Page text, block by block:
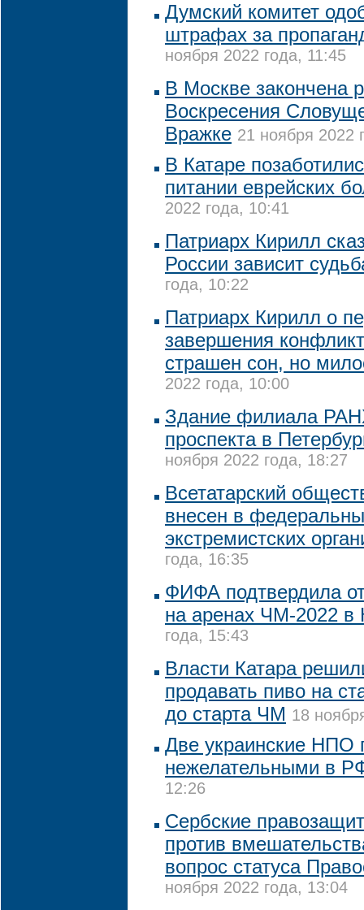
Думский комитет
штрафах за
ноября 2022 года, 11:45
В Москве закончена
Воскресения
Вражке 21 ноября 2022
В Катаре
питании еврейских
2022 года, 10:41
Патриарх Кирилл
России зависит
года, 10:22
Патриарх Кирилл о
завершения
страшен сон, но
2022 года, 10:00
Здание филиала
проспекта в
ноября 2022 года, 18:27
Всетатарский
внесен в
экстремистских
года, 16:35
ФИФА подтвердила
на аренах ЧМ-2022 в
года, 15:43
Власти Катара
продавать пиво на
до старта ЧМ 18
Две украинские НПО
нежелательными в
12:26
Сербские
против
вопрос статуса
ноября 2022 года, 13:04